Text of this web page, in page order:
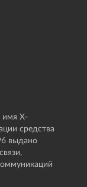
имя X-
средства
выдано